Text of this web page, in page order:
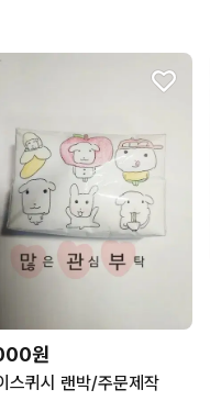
원
스퀴시 랜박/주문제작